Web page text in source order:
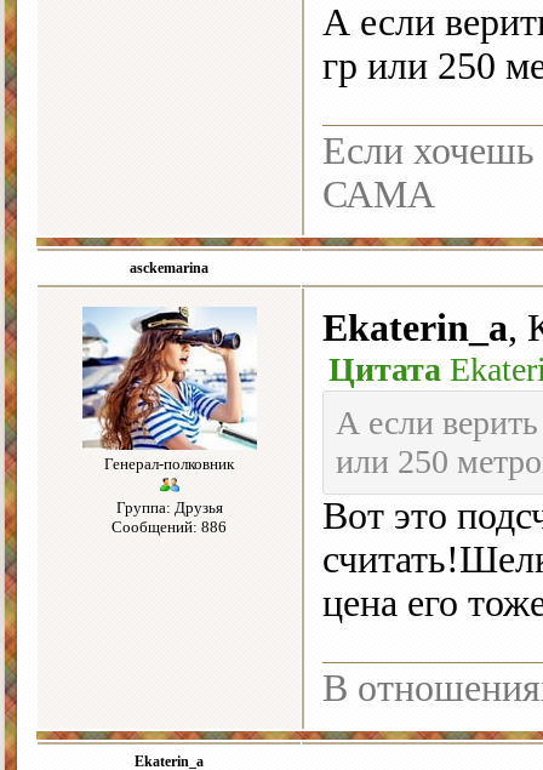
А если
гр или 250
Если хочешь
САМА
asckemarina
Генерал-полковник
Группа: Друзья
Сообщений: 886
Ekaterin_a,
Цитата
А если
или 250
Вот это
цена его
В
Ekaterin_a